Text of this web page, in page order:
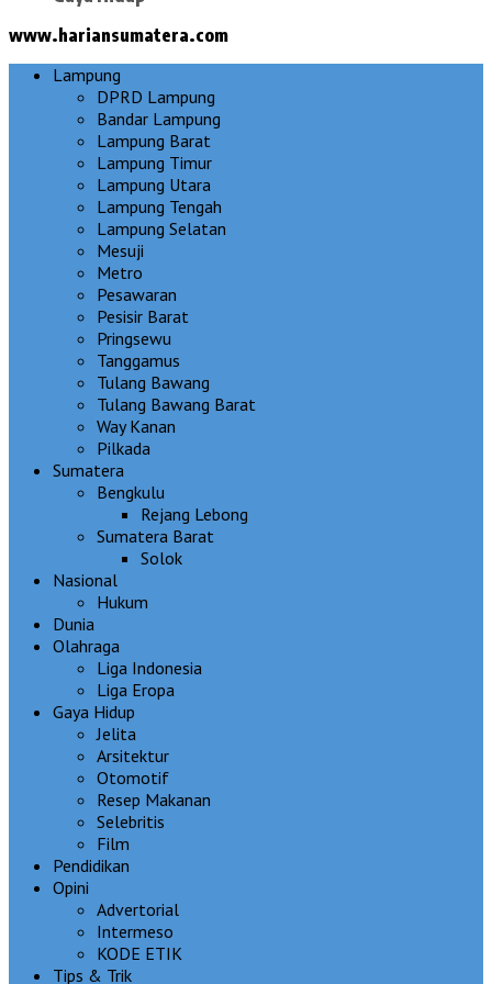
www.hariansumatera.com
Lampung
DPRD Lampung
Bandar Lampung
Lampung Barat
Lampung Timur
Lampung Utara
Lampung Tengah
Lampung Selatan
Mesuji
Metro
Pesawaran
Pesisir Barat
Pringsewu
Tanggamus
Tulang Bawang
Tulang Bawang Barat
Way Kanan
Pilkada
Sumatera
Bengkulu
Rejang Lebong
Sumatera Barat
Solok
Nasional
Hukum
Dunia
Olahraga
Liga Indonesia
Liga Eropa
Gaya Hidup
Jelita
Arsitektur
Otomotif
Resep Makanan
Selebritis
Film
Pendidikan
Opini
Advertorial
Intermeso
KODE ETIK
Tips & Trik